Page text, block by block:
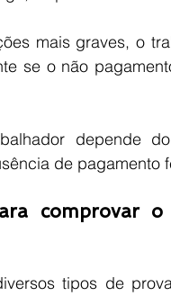
mais graves, o
se o não
depende
de pagamento
comprovar
tipos de